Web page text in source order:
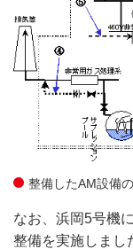
整備したAM設備
なお、浜岡5号機
整備を実施しまし